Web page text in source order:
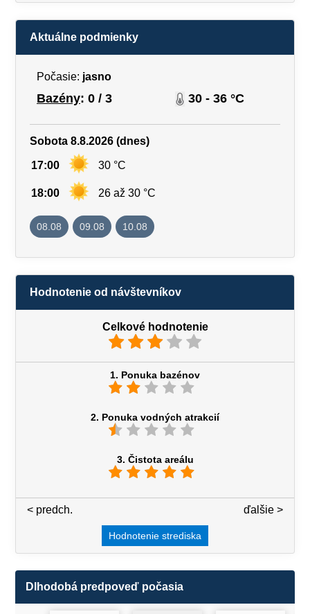
Aktuálne podmienky
Počasie: jasno
Bazény: 0 / 3 30 - 36 °C
Sobota 8.8.2026 (dnes)
17:00 30 °C
18:00 26 až 30 °C
08.08 09.08 10.08
Hodnotenie od návštevníkov
Celkové hodnotenie
1. Ponuka bazénov
2. Ponuka vodných atrakcií
3. Čistota areálu
ďalšie >
< predch.
Hodnotenie strediska
Dlhodobá predpoveď počasia